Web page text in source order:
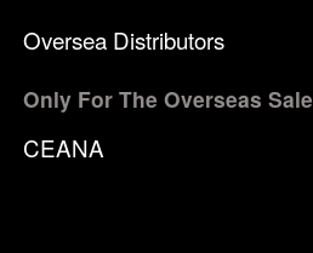
Oversea Distributors
Only For The Overseas Sale
CEANA